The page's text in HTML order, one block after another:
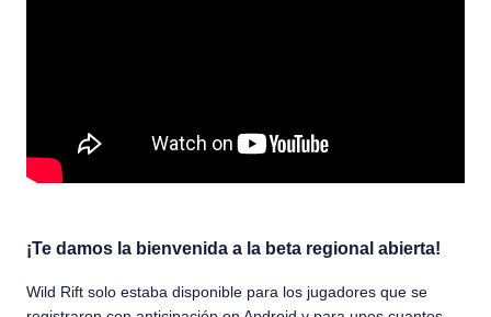
¡Te damos la bienvenida a la beta regional abierta!
Wild Rift solo estaba disponible para los jugadores que se